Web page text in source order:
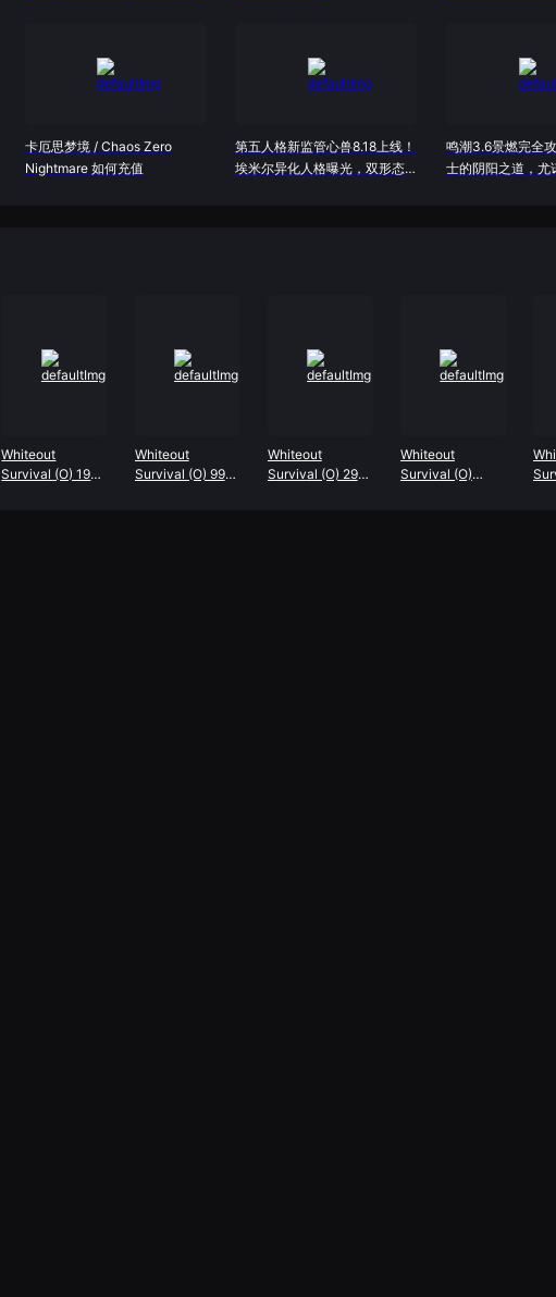
卡厄思梦境 / Chaos Zero
Nightmare 如何充值
第五人格新监管心兽8.18上线！
埃米尔异化人格曝光，双形态机
鸣潮3.6景燃完全
士的阴阳之道，尤
Whiteout
Survival (O) 1999
Whiteout
Survival (O) 999
Whiteout
Survival (O) 299
Whiteout
Survival (O)